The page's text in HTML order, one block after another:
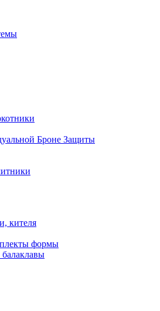
Броне Защиты
кителя
формы